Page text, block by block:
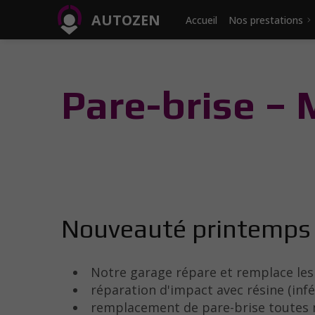
AUTOZEN Accueil Nos prestations
Pare-brise –
Nouveauté printemps
Notre garage répare et remplace
réparation d'impact avec résine
remplacement de pare-brise toutes